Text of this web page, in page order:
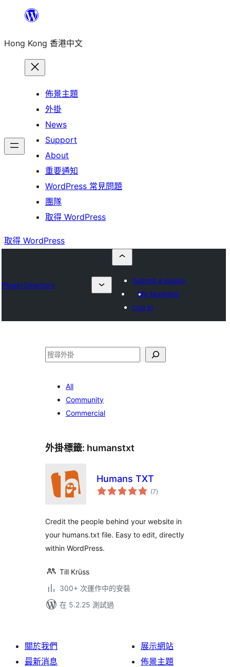
主
Hong Kong 香港中文
佈景主題
外掛
News
Support
About
重要通知
WordPress 常見問題
團隊
取得 WordPress
取得 WordPress
Plugin Directory
Submit a plugin
My favorites
Log in
搜
All
Community
Commercial
外掛標籤: humanstxt
Humans TXT
(7總
評)
Credit the people behind your website in
your humans.txt file. Easy to edit, directly
within WordPress.
Till Krüss
300+ 次運作中的安裝
在 5.2.25 測試過
關於我們
最新消息
展示網站
佈景主題